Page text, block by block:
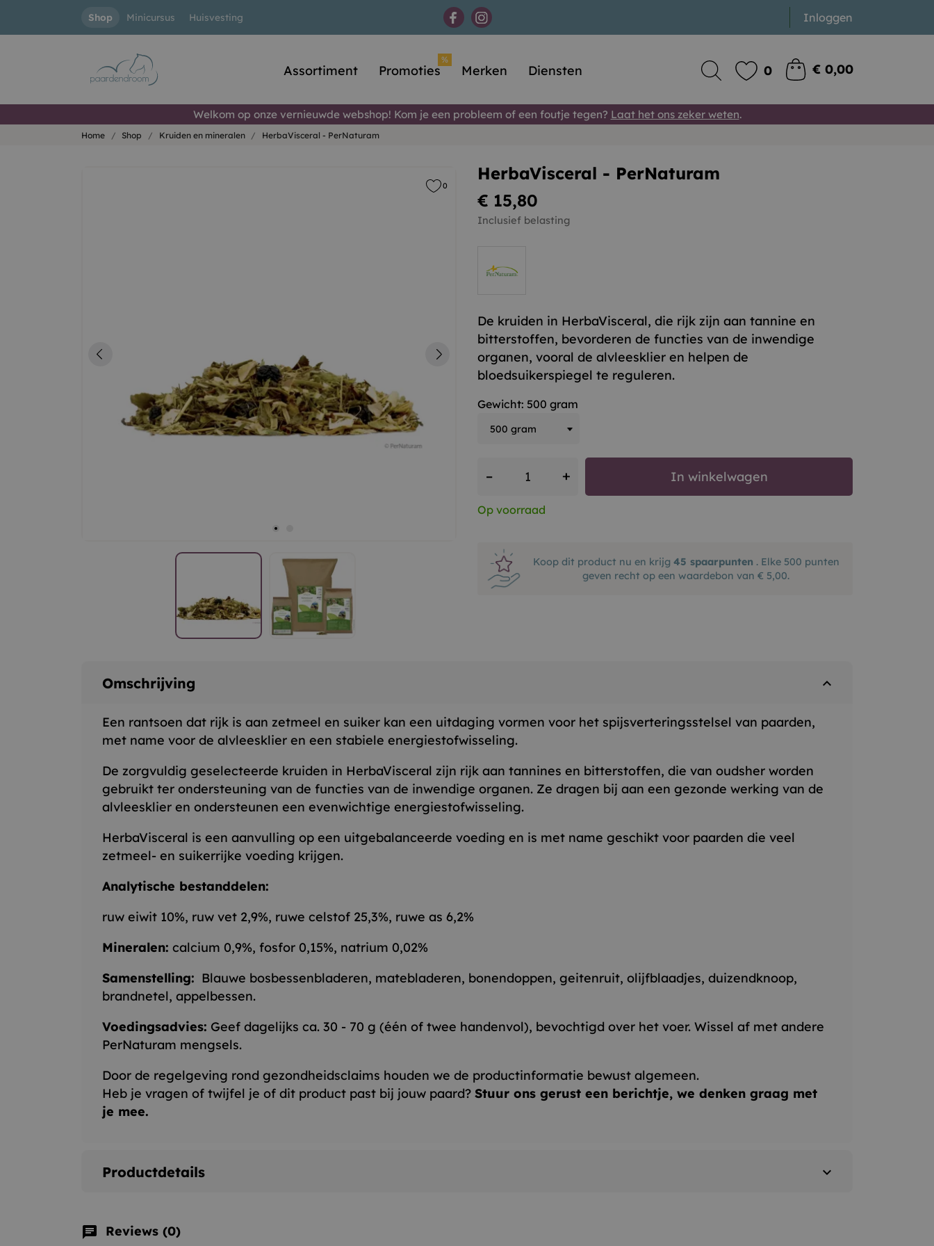
Shop Minicursus Huisvesting Inloggen
Assortiment Promoties
%
Merken Diensten 0 € 0,00
Welkom op onze vernieuwde webshop! Kom je een probleem of een foutje tegen? Laat het ons zeker weten.
Home Shop Kruiden en mineralen HerbaVisceral - PerNaturam
0
HerbaVisceral - PerNaturam
€ 15,80
Inclusief belasting
De kruiden in HerbaVisceral, die rijk zijn aan tannine en
bitterstoffen, bevorderen de functies van de inwendige
organen, vooral de alvleesklier en helpen de
bloedsuikerspiegel te reguleren.
Gewicht: 500 gram
– + In winkelwagen
Op voorraad
Koop dit product nu en krijg 45 spaarpunten . Elke 500 punten
geven recht op een waardebon van € 5,00.
expand_less
Omschrijving
Een rantsoen dat rijk is aan zetmeel en suiker kan een uitdaging vormen voor het spijsverteringsstelsel van paarden,
met name voor de alvleesklier en een stabiele energiestofwisseling.
De zorgvuldig geselecteerde kruiden in HerbaVisceral zijn rijk aan tannines en bitterstoffen, die van oudsher worden
gebruikt ter ondersteuning van de functies van de inwendige organen. Ze dragen bij aan een gezonde werking van de
alvleesklier en ondersteunen een evenwichtige energiestofwisseling.
HerbaVisceral is een aanvulling op een uitgebalanceerde voeding en is met name geschikt voor paarden die veel
zetmeel- en suikerrijke voeding krijgen.
Analytische bestanddelen:
ruw eiwit 10%, ruw vet 2,9%, ruwe celstof 25,3%, ruwe as 6,2%
Mineralen: calcium 0,9%, fosfor 0,15%, natrium 0,02%
Samenstelling: Blauwe bosbessenbladeren, matebladeren, bonendoppen, geitenruit, olijfblaadjes, duizendknoop,
brandnetel, appelbessen.
Voedingsadvies: Geef dagelijks ca. 30 - 70 g (één of twee handenvol), bevochtigd over het voer. Wissel af met andere
PerNaturam mengsels.
Door de regelgeving rond gezondheidsclaims houden we de productinformatie bewust algemeen.
Heb je vragen of twijfel je of dit product past bij jouw paard? Stuur ons gerust een berichtje, we denken graag met
je mee.
expand_more
Productdetails
chat Reviews (0)